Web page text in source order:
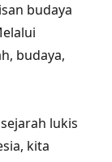
budaya
budaya,
lukis
kita